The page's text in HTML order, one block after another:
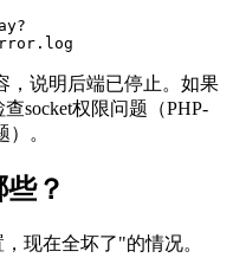
，说明后端已停止。如果
socket权限问题（PHP-
。
？
现在全坏了"的情况。